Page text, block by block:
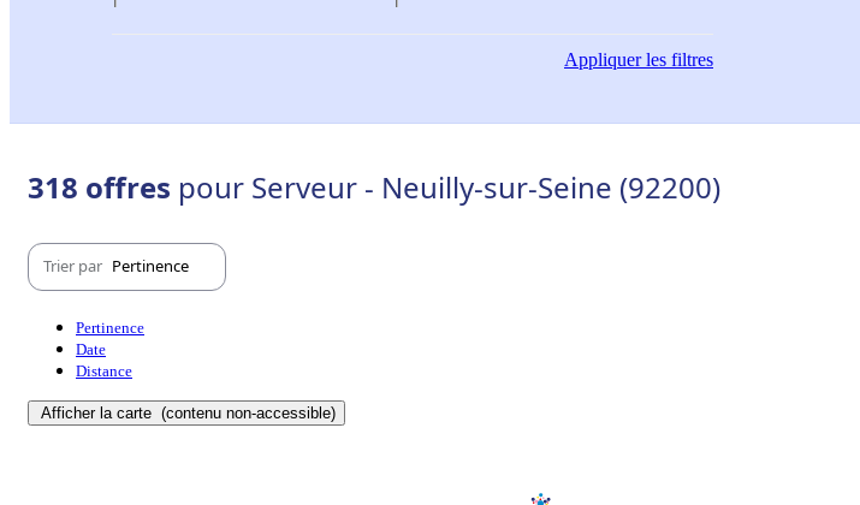
Appliquerles filtres
318 offres pour Serveur - Neuilly-sur-Seine (92200)
Trier par Pertinence
Pertinence
Date
Distance
Afficher la carte (contenu non-accessible)